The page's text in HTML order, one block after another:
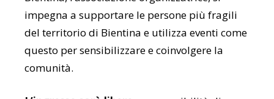
impegna a supportare le persone più fragili
del territorio di Bientina e utilizza eventi come
questo per sensibilizzare e coinvolgere la
comunità.